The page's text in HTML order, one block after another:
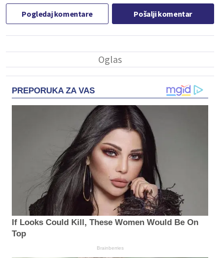
Pogledaj komentare Pošalji komentar
PREPORUKA ZA VAS
If Looks Could Kill, These Women Would Be On
Top
Brainberries